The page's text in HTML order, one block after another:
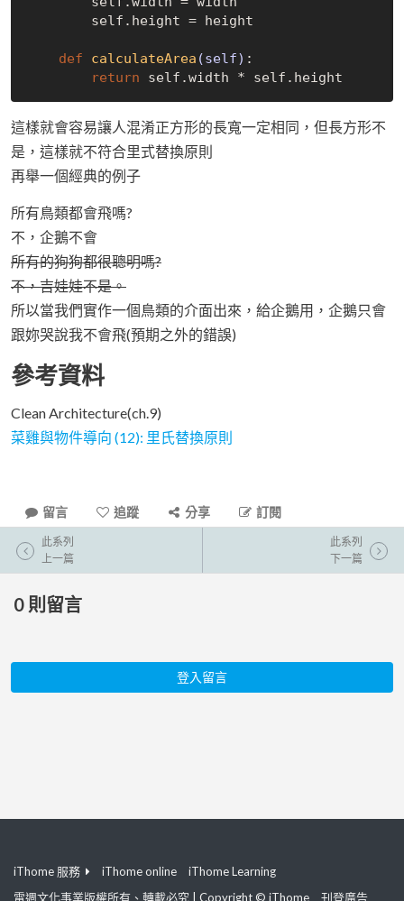
def calculateArea (self) :
return
這樣就會容易讓人混淆正方形的長寬一定相同，但長方形不
是，這樣就不符合里式替換原則
再舉一個經典的例子
所有鳥類都會飛嗎?
不，企鵝不會
所有的狗狗都很聰明嗎?
不，吉娃娃不是。
所以當我們實作一個鳥類的介面出來，給企鵝用，企鵝只會
跟妳哭說我不會飛(預期之外的錯誤)
參考資料
Clean Architecture(ch.9)
菜雞與物件導向 (12): 里氏替換原則
留言 追蹤 分享 訂閱
此系列
上一篇
此系列
下一篇
0 則留言
登入留言
iThome 服務 iThome online
iThome Learning
電週文化事業版權所有、轉載必究 | Copyright © iThome
刊登廣告